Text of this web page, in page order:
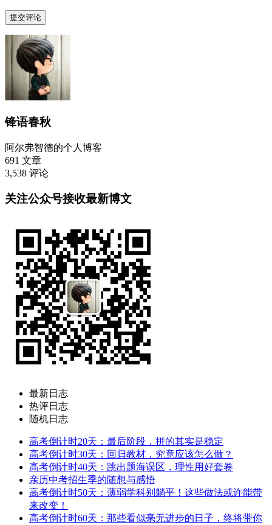
锋语春秋
阿尔弗智德的个人博客
691 文章
3,538 评论
关注公众号接收最新博文
最新日志
热评日志
随机日志
高考倒计时20天：最后阶段，拼的其实是稳定
高考倒计时30天：回归教材，究竟应该怎么做？
高考倒计时40天：跳出题海误区，理性用好套卷
亲历中考招生季的随想与感悟
高考倒计时50天：薄弱学科别躺平！这些做法或许能带
来改变！
高考倒计时60天：那些看似毫无进步的日子，终将带你